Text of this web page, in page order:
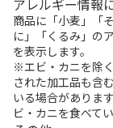
商品に「小麦」「
に」「くるみ」の
を表示します。
※エビ・カニを除
された加工品も含
いる場合がありま
ビ・カニを食べて